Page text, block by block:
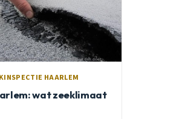
HAARLEM
wat zeeklimaat